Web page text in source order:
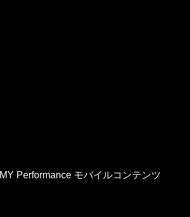
MY Performance モバイルコンテンツ